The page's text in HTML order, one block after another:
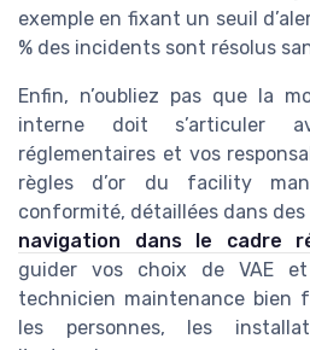
exemple en fixant un seuil
% des incidents sont résolus
Enfin, n’oubliez pas que la
interne doit s’articuler
réglementaires et vos
règles d’or du facility
conformité, détaillées dans des
navigation dans le cadre
guider vos choix de VAE
technicien maintenance bien
les personnes, les